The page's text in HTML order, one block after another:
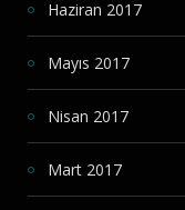
Haziran 2017
Mayıs 2017
Nisan 2017
Mart 2017